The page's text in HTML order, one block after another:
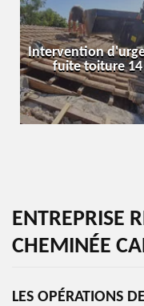
Intervention
fuite toiture 14
ENTREPRISE
CHEMINÉE
LES OPÉRATIONS